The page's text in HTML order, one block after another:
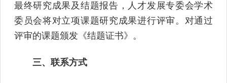
最终研究成果及结题报告，人才发展专委会学术
委员会将对立项课题研究成果进行评审。对通过
评审的课题颁发《结题证书》。
三、联系方式